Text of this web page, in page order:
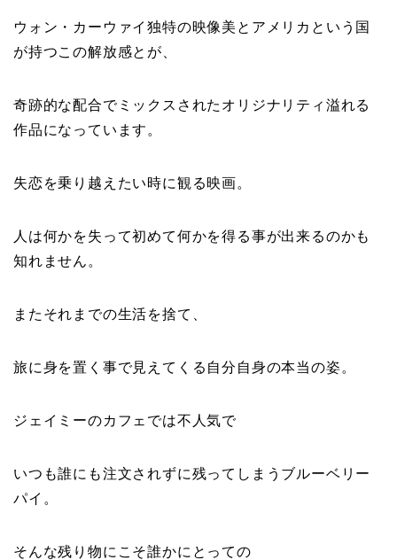
ウォン・カーウァイ独特の映像美とアメリカという国
が持つこの解放感とが、
奇跡的な配合でミックスされたオリジナリティ溢れる
作品になっています。
失恋を乗り越えたい時に観る映画。
人は何かを失って初めて何かを得る事が出来るのかも
知れません。
またそれまでの生活を捨て、
旅に身を置く事で見えてくる自分自身の本当の姿。
ジェイミーのカフェでは不人気で
いつも誰にも注文されずに残ってしまうブルーベリー
パイ。
そんな残り物にこそ誰かにとっての